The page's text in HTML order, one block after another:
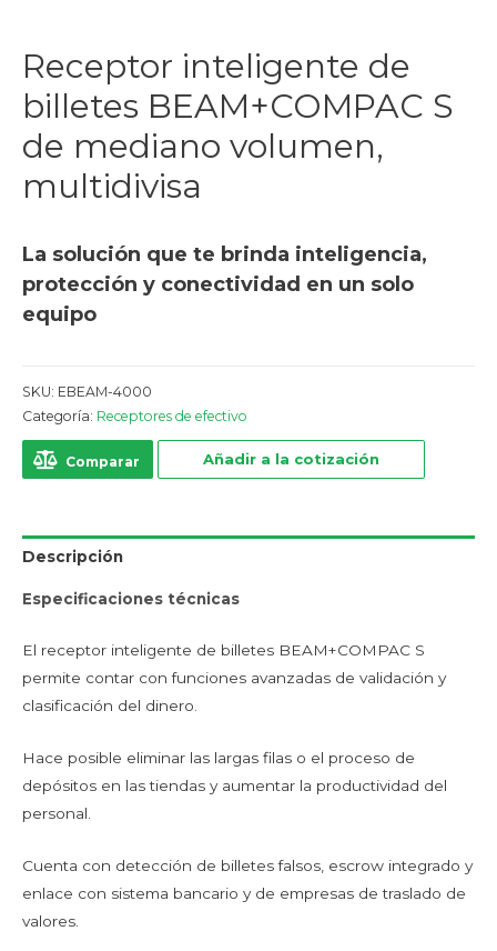
Receptor inteligente de
billetes BEAM+COMPAC S
de mediano volumen,
multidivisa
La solución que te brinda inteligencia,
protección y conectividad en un solo
equipo
SKU: EBEAM-4000
Categoría: Receptores de efectivo
Comparar Añadir a la cotización
Descripción
Especificaciones técnicas
El receptor inteligente de billetes BEAM+COMPAC S
permite contar con funciones avanzadas de validación y
clasificación del dinero.
Hace posible eliminar las largas filas o el proceso de
depósitos en las tiendas y aumentar la productividad del
personal.
Cuenta con detección de billetes falsos, escrow integrado y
enlace con sistema bancario y de empresas de traslado de
valores.